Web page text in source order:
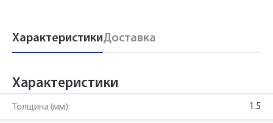
ХарактеристикиДоставка
Характеристики
Толщина (мм): 1.5
Укажите Ваш контактный телефон и имя
для связи, и наш менеджер поможет
стоимость прямо по телефону.